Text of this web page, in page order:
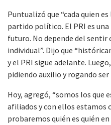
Puntualizó que “cada quien
partido político. El PRI es
futuro. No depende del sentir
individual”. Dijo que
y el PRI sigue adelante.
pidiendo auxilio y rogando ser
Hoy, agregó, “somos los que
afiliados y con ellos estamos
probaremos quién es quién